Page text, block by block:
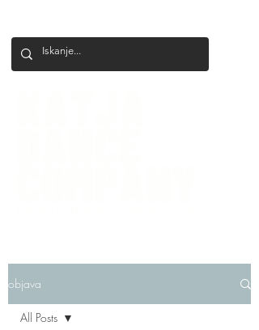
objava
All Posts